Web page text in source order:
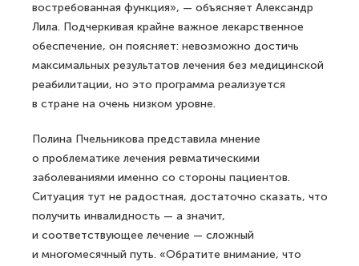
востребованная функция», — объясняет Александр
Лила. Подчеркивая крайне важное лекарственное
обеспечение, он поясняет: невозможно достичь
максимальных результатов лечения без медицинской
реабилитации, но это программа реализуется
в стране на очень низком уровне.
Полина Пчельникова представила мнение
о проблематике лечения ревматическими
заболеваниями именно со стороны пациентов.
Ситуация тут не радостная, достаточно сказать, что
получить инвалидность — а значит,
и соответствующее лечение — сложный
и многомесячный путь. «Обратите внимание, что